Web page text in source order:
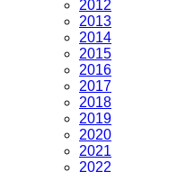
2012
2013
2014
2015
2016
2017
2018
2019
2020
2021
2022